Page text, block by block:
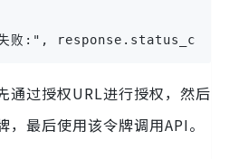
败:", response.status_code)
通过授权URL进行授权，然后
最后使用该令牌调用API。